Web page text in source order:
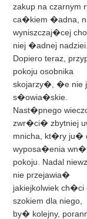
zakup na czarnym
ca�kiem �adna,
wyniszczaj�cej
niej �adnej nadziei.
Dopiero teraz,
pokoju osobnika
skojarzy�, �e nie
s�owia�skie.
Nast�pnego
zwr�ci� zbytniej
mnicha, kt�ry ju�
wyposa�enia
pokoju. Nadal
nie przejawia�
jakiejkolwiek ch�ci
szokiem dla niego,
by� kolejny,